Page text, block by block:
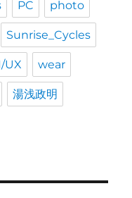
PC photo
Sunrise_Cycles
UX wear
湯浅政明